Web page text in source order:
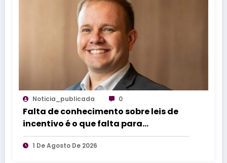
Noticia_publicada 0
Falta de conhecimento sobre leis de
incentivo é o que falta para
impulsionar inovação industrial
1 De Agosto De 2026